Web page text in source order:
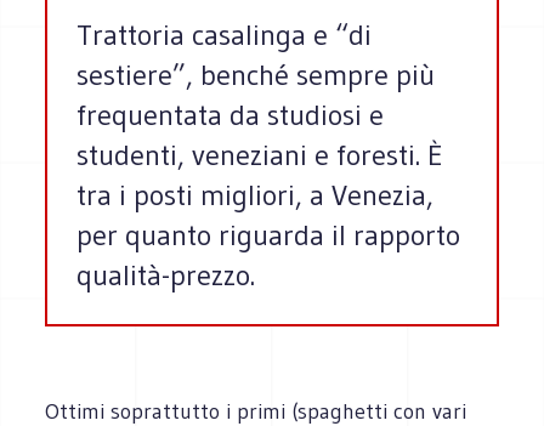
Trattoria casalinga e “di
sestiere”, benché sempre più
frequentata da studiosi e
studenti, veneziani e foresti. È
tra i posti migliori, a Venezia,
per quanto riguarda il rapporto
qualità-prezzo.
Ottimi soprattutto i primi (spaghetti con vari